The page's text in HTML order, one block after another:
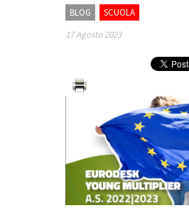
BLOG
SCUOLA
17 Agosto 2023